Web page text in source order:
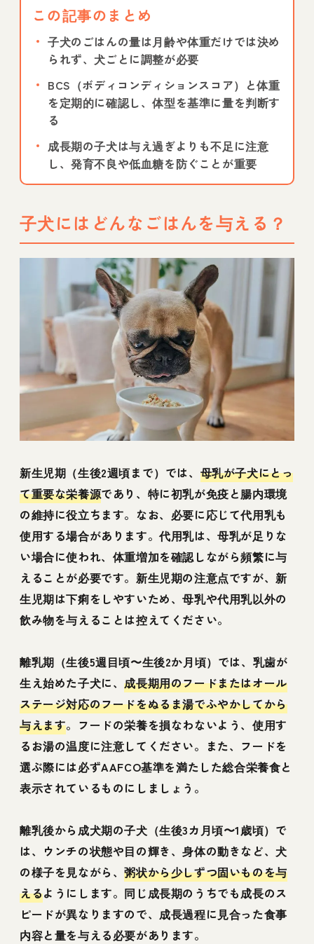
この記事のまとめ
子犬のごはんの量は月齢や体重だけでは決め
られず、犬ごとに調整が必要
BCS（ボディコンディションスコア）と体重
を定期的に確認し、体型を基準に量を判断す
る
成長期の子犬は与え過ぎよりも不足に注意
し、発育不良や低血糖を防ぐことが重要
子犬にはどんなごはんを与える？
新生児期（生後2週頃まで）では、 母乳が子犬にとっ
て重要な栄養源であり、特に初乳が免疫と腸内環境
の維持に役立ちます。なお、必要に応じて代用乳も
使用する場合があります。代用乳は、母乳が足りな
い場合に使われ、体重増加を確認しながら頻繁に与
えることが必要です。新生児期の注意点ですが、新
生児期は下痢をしやすいため、母乳や代用乳以外の
飲み物を与えることは控えてください。
離乳期（生後5週目頃〜生後2か月頃）では、乳歯が
生え始めた子犬に、成長期用のフードまたはオール
ステージ対応のフードをぬるま湯でふやかしてから
与えます。フードの栄養を損なわないよう、使用す
るお湯の温度に注意してください。また、フードを
選ぶ際には必ずAAFCO基準を満たした総合栄養食と
表示されているものにしましょう。
離乳後から成犬期の子犬（生後3カ月頃〜1歳頃）で
は、ウンチの状態や目の輝き、身体の動きなど、犬
の様子を見ながら、粥状から少しずつ固いものを与
えるようにします。同じ成長期のうちでも成長のス
ピードが異なりますので、成長過程に見合った食事
内容と量を与える必要があります。